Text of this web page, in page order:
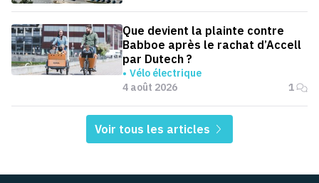
Que devient la plainte contre
Babboe après le rachat d’Accell
par Dutech ?
Vélo électrique
4 août 2026
1
Voir tous les articles